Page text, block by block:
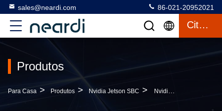
sales@neardi.com 86-021-20952021
Citações
Produtos
Para Casa > Produtos > Nvidia Jetson SBC > Nvidia Jetson SBC Neardi Single Board Computador LKD Orin Nano